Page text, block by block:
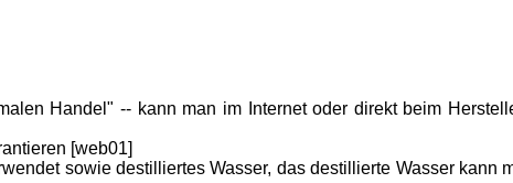
Handel" -- kann man im Internet oder direkt beim
[web01]
sowie destilliertes Wasser, das destillierte Wasser kann